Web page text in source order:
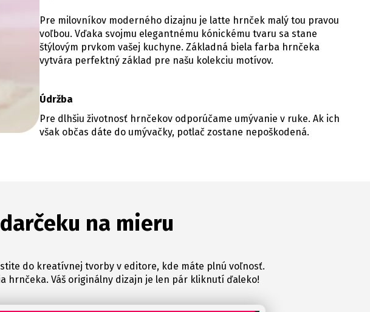
Pre milovníkov moderného dizajnu je latte hrnček malý tou pravou
voľbou. Vďaka svojmu elegantnému kónickému tvaru sa stane
štýlovým prvkom vašej kuchyne. Základná biela farba hrnčeka
vytvára perfektný základ pre našu kolekciu motívov.
Údržba
Pre dlhšiu životnosť hrnčekov odporúčame umývanie v ruke. Ak ich
však občas dáte do umývačky, potlač zostane nepoškodená.
na mieru
do kreatívnej tvorby v editore, kde máte plnú voľnosť.
hrnčeka. Váš originálny dizajn je len pár kliknutí ďaleko!